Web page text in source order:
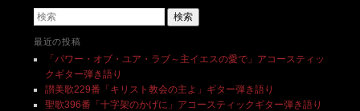
検索
最近の投稿
「パワー・オブ・ユア・ラブ～主イエスの愛で」アコースティッ
クギター弾き語り
讃美歌229番「キリスト教会の主よ」ギター弾き語り
聖歌396番「十字架のかげに」アコースティックギター弾き語り